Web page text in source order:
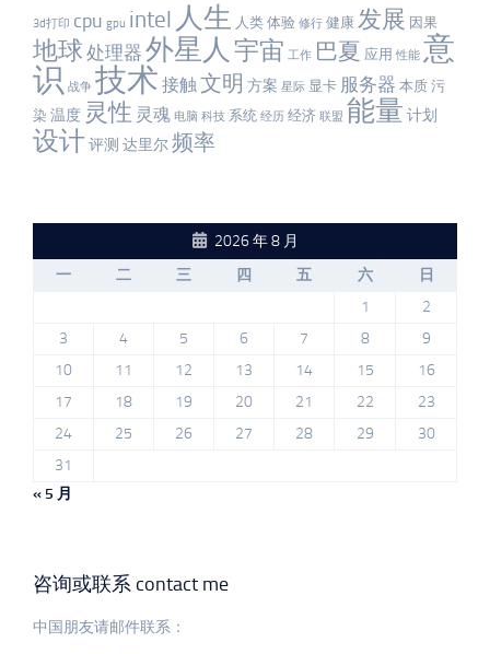
3d打印 cpu gpu intel 人生 人类 体验 修行 健康 发展 因果
地球 处理器 外星人 宇宙 工作 巴夏 应用 性能 意
识 战争 技术 接触文明 方案 星际 显卡 服务器 本质 污
染 温度 灵性 灵魂 电脑 科技 系统 经历 经济 联盟 能量 计划
设计评测 达里尔频率
2026 年 8 月
一
二 三 四 五 六
日
1
2
3
4 5 6 7 8
9
10
11 12 13 14 15
16
17
18 19 20 21 22
23
24
25 26 27 28 29
30
31
« 5 月
咨询或联系 contact me
中国朋友请邮件联系：